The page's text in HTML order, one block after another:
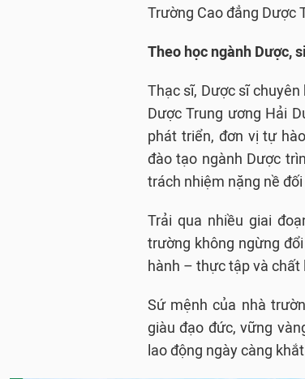
Trường Cao đẳng Dược
Theo học ngành Dược,
Thạc sĩ, Dược sĩ
Dược Trung ương Hải
phát triển, đơn vị tự
đào tạo ngành Dược
trách nhiệm nặng nề
Trải qua nhiều giai
trường không ngừng
hành – thực tập và chất
Sứ mệnh của nhà
giàu đạo đức, vững
lao động ngày càng